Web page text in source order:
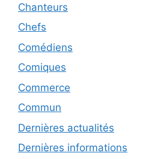
Chanteurs
Chefs
Comédiens
Comiques
Commerce
Commun
Dernières actualités
Dernières informations